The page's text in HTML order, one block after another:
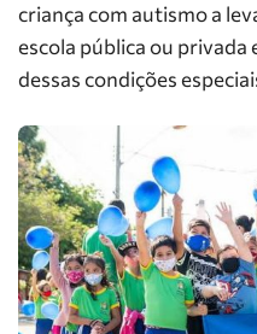
criança com autismo a
escola pública ou privada
dessas condições